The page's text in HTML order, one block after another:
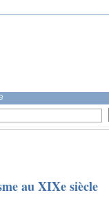
au XIXe siècle